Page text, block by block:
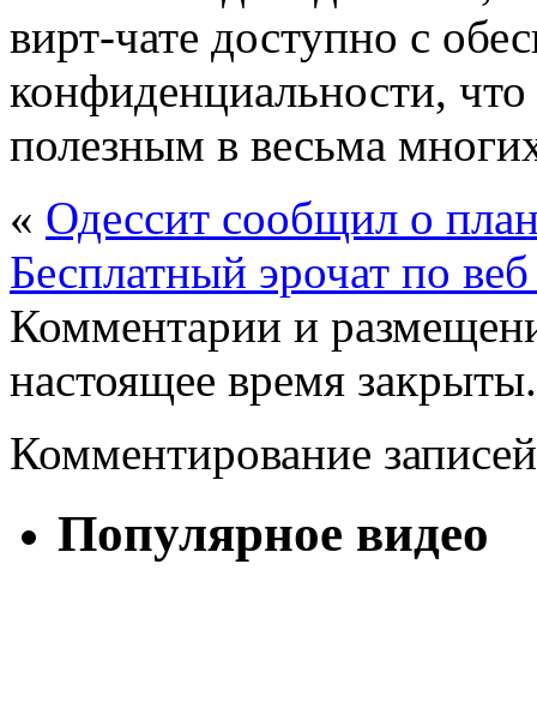
вирт-чате доступно с
конфиденциальности,
полезным в весьма
« Одессит сообщил о
Бесплатный эрочат по
Комментарии и
настоящее время закрыты.
Комментирование
Популярное видео